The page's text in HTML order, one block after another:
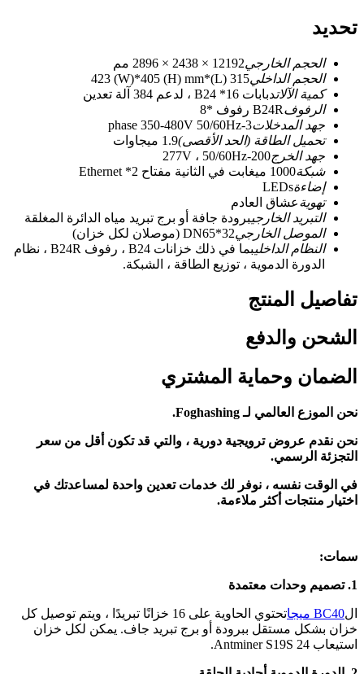
تحديد
الحجم الخارجي12192 × 2438 × 2896 مم
الحجم الداخلي315 (L)*423 (W)*405 (H) mm
كمية الآلاتدبابات B24 *16 ، لدعم 384 آلة تعدين
الرفوفB24R رفوف *8
جهد المدخلات3-phase 350-480V 50/60Hz
تحميل الطاقة (الحد الأقصى)1.9 ميجاوات
جهد الخرج200-277V ، 50/60Hz
شبكة1000 ميغابت في الثانية مفتاح Ethernet *2
إضاءةLEDs
تهويةعشاق العادم
التبريد الخارجيبرودة جافة أو برج تبريد مياه الدائرة المغلقة
الموصل الخارجيDN65*32 (موصلان لكل خزان)
النظام الداخلي
بما في ذلك خزانات B24 ، رفوف B24R ، نظام
الدورة الدموية ، توزيع الطاقة ، الشبكة.
تفاصيل المنتج
الشحن والدفع
الضمان وحماية المشتري
نحن الموزع العالمي لـ Foghashing.
نحن نقدم عروض ترويجية دورية ، والتي قد تكون أقل من سعر
التجزئة الرسمي.
في الوقت نفسه ، نوفر لك خدمات تعدين واحدة لمساعدتك في
اختيار منتجات أكثر ملاءمة.
سمات:
1. تصميم وحدات معتمدة
الBC40 ميجا
تحتوي الحاوية على 16 خزانًا تبريدًا ، ويتم توصيل كل
خزان بشكل مستقل ببرودة أو برج تبريد جاف. يمكن لكل خزان
استيعاب 24 Antminer S19S.